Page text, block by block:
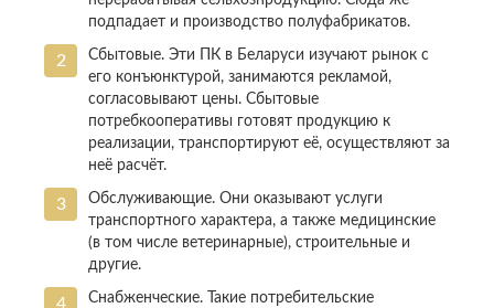
подпадает и производство полуфабрикатов.
Сбытовые. Эти ПК в Беларуси изучают рынок с
его конъюнктурой, занимаются рекламой,
согласовывают цены. Сбытовые
потребкооперативы готовят продукцию к
реализации, транспортируют её, осуществляют за
неё расчёт.
Обслуживающие. Они оказывают услуги
транспортного характера, а также медицинские
(в том числе ветеринарные), строительные и
другие.
Снабженческие. Такие потребительские